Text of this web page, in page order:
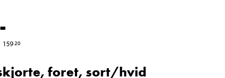
159 20
foret, sort/hvid